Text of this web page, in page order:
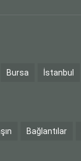
Bursa İstanbul
Bağlantılar